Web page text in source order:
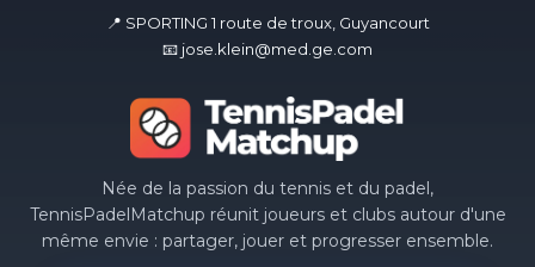
📍 SPORTING 1 route de troux, Guyancourt
📧 jose.klein@med.ge.com
Née de la passion du tennis et du padel,
TennisPadelMatchup réunit joueurs et clubs autour d'une
même envie : partager, jouer et progresser ensemble.